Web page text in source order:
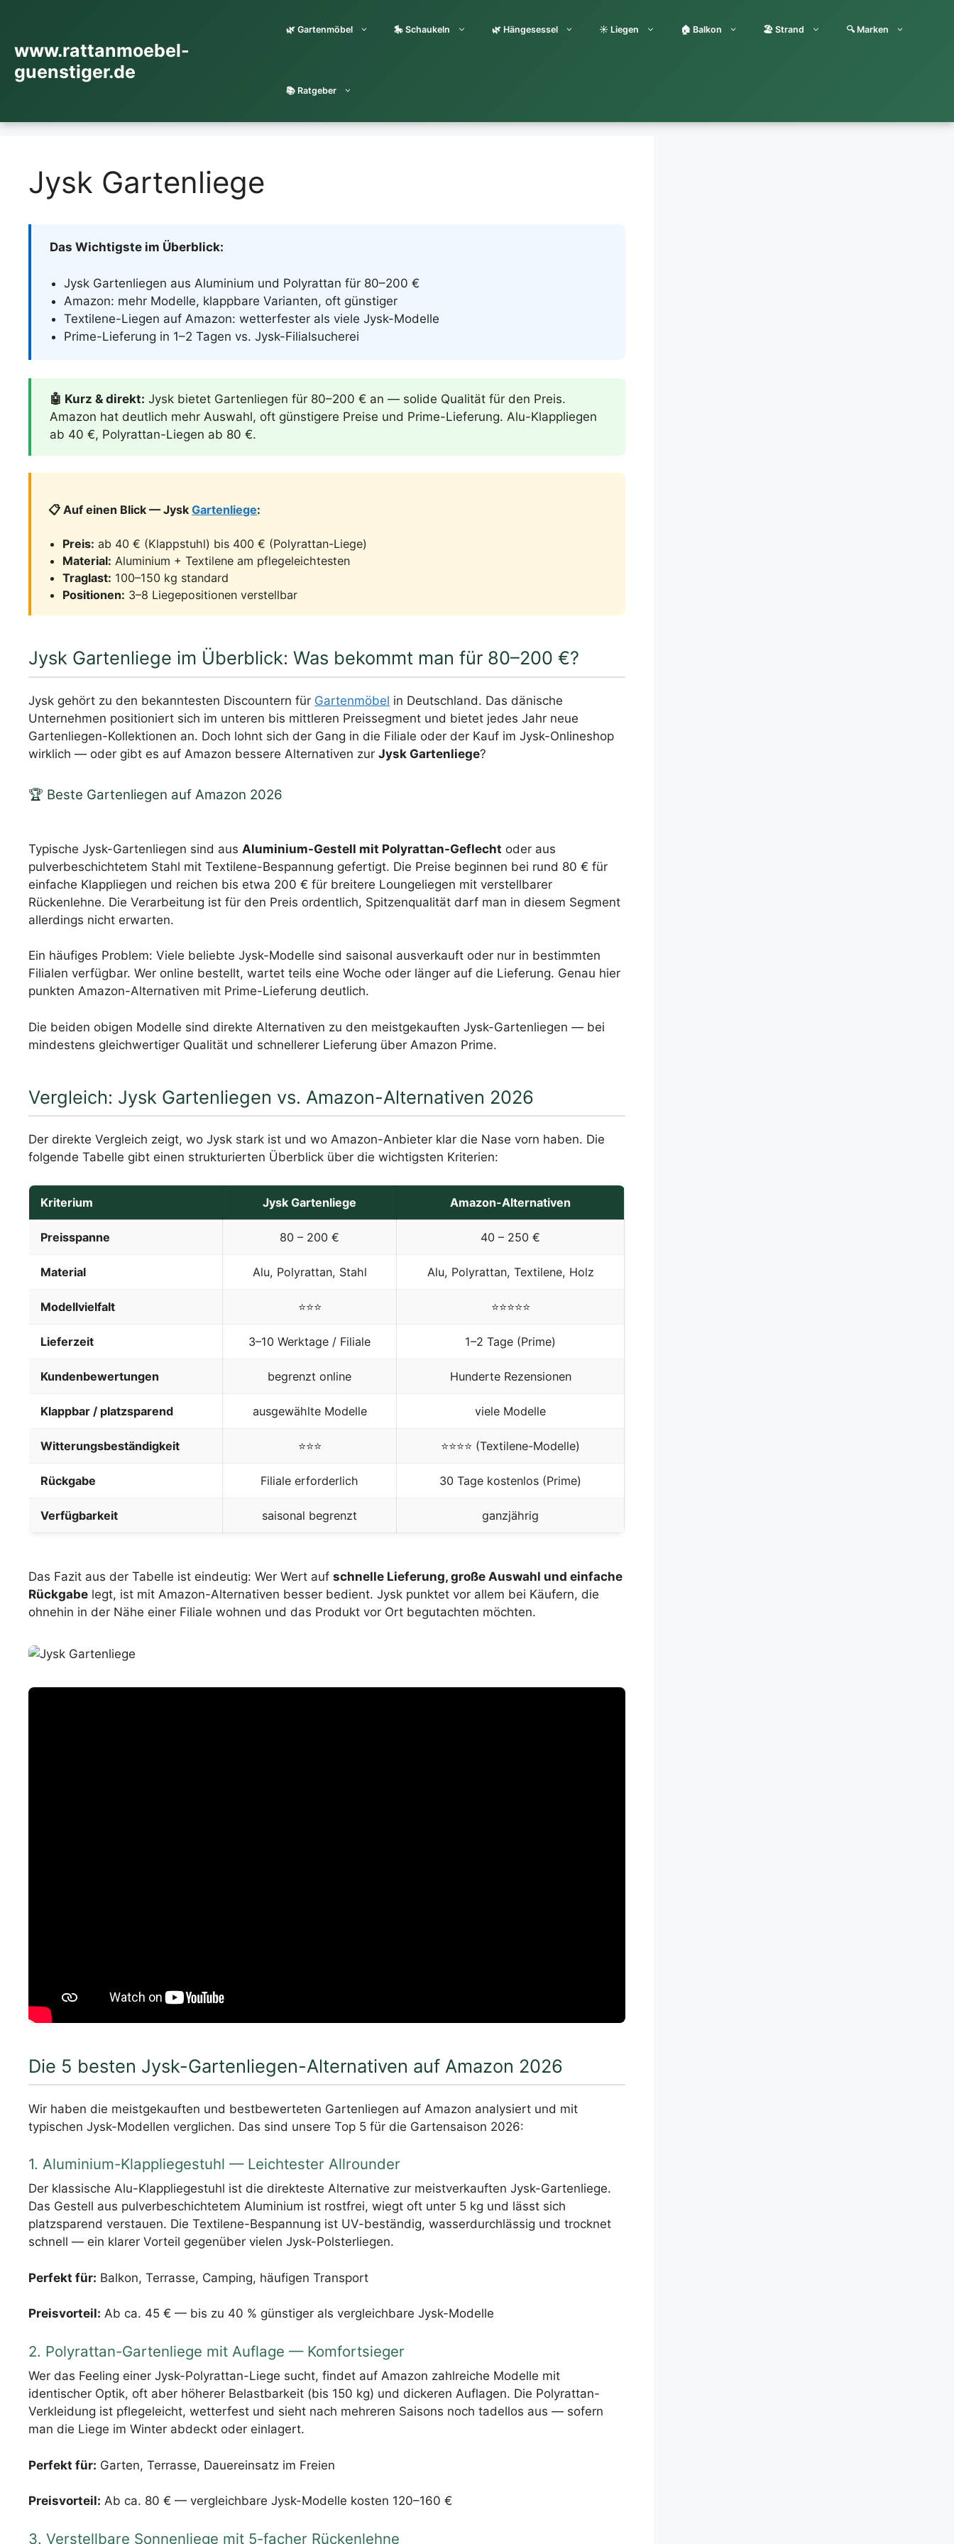
springen
www.rattanmoebel-
guenstiger.de
🌿 Gartenmöbel 🎠 Schaukeln 🌿 Hängesessel ☀️ Liegen 🏠 Balkon 🏖️ Strand 🔍 Marken
📚 Ratgeber
Jysk Gartenliege
Das Wichtigste im Überblick:
Jysk Gartenliegen aus Aluminium und Polyrattan für 80–200 €
Amazon: mehr Modelle, klappbare Varianten, oft günstiger
Textilene-Liegen auf Amazon: wetterfester als viele Jysk-Modelle
Prime-Lieferung in 1–2 Tagen vs. Jysk-Filialsucherei
🤖 Kurz & direkt: Jysk bietet Gartenliegen für 80–200 € an — solide Qualität für den Preis.
Amazon hat deutlich mehr Auswahl, oft günstigere Preise und Prime-Lieferung. Alu-Klappliegen
ab 40 €, Polyrattan-Liegen ab 80 €.
📋 Auf einen Blick — JyskGartenliege:
Preis: ab 40 € (Klappstuhl) bis 400 € (Polyrattan-Liege)
Material: Aluminium + Textilene am pflegeleichtesten
Traglast: 100–150 kg standard
Positionen: 3–8 Liegepositionen verstellbar
Jysk Gartenliege im Überblick: Was bekommt man für 80–200 €?
Jysk gehört zu den bekanntesten Discountern für Gartenmöbel in Deutschland. Das dänische
Unternehmen positioniert sich im unteren bis mittleren Preissegment und bietet jedes Jahr neue
Gartenliegen-Kollektionen an. Doch lohnt sich der Gang in die Filiale oder der Kauf im Jysk-Onlineshop
wirklich — oder gibt es auf Amazon bessere Alternativen zur Jysk Gartenliege?
🏆 Beste Gartenliegen auf Amazon 2026
Typische Jysk-Gartenliegen sind aus Aluminium-Gestell mit Polyrattan-Geflecht oder aus
pulverbeschichtetem Stahl mit Textilene-Bespannung gefertigt. Die Preise beginnen bei rund 80 € für
einfache Klappliegen und reichen bis etwa 200 € für breitere Loungeliegen mit verstellbarer
Rückenlehne. Die Verarbeitung ist für den Preis ordentlich, Spitzenqualität darf man in diesem Segment
allerdings nicht erwarten.
Ein häufiges Problem: Viele beliebte Jysk-Modelle sind saisonal ausverkauft oder nur in bestimmten
Filialen verfügbar. Wer online bestellt, wartet teils eine Woche oder länger auf die Lieferung. Genau hier
punkten Amazon-Alternativen mit Prime-Lieferung deutlich.
Die beiden obigen Modelle sind direkte Alternativen zu den meistgekauften Jysk-Gartenliegen — bei
mindestens gleichwertiger Qualität und schnellerer Lieferung über Amazon Prime.
Vergleich: Jysk Gartenliegen vs. Amazon-Alternativen 2026
Der direkte Vergleich zeigt, wo Jysk stark ist und wo Amazon-Anbieter klar die Nase vorn haben. Die
folgende Tabelle gibt einen strukturierten Überblick über die wichtigsten Kriterien:
Kriterium Jysk Gartenliege Amazon-Alternativen
Preisspanne 80 – 200 € 40 – 250 €
Material Alu, Polyrattan, Stahl Alu, Polyrattan, Textilene, Holz
Modellvielfalt ⭐⭐⭐ ⭐⭐⭐⭐⭐
Lieferzeit 3–10 Werktage / Filiale 1–2 Tage (Prime)
Kundenbewertungen begrenzt online Hunderte Rezensionen
Klappbar / platzsparend ausgewählte Modelle viele Modelle
Witterungsbeständigkeit ⭐⭐⭐ ⭐⭐⭐⭐ (Textilene-Modelle)
Rückgabe Filiale erforderlich 30 Tage kostenlos (Prime)
Verfügbarkeit saisonal begrenzt ganzjährig
Das Fazit aus der Tabelle ist eindeutig: Wer Wert auf schnelle Lieferung, große Auswahl und einfache
Rückgabe legt, ist mit Amazon-Alternativen besser bedient. Jysk punktet vor allem bei Käufern, die
ohnehin in der Nähe einer Filiale wohnen und das Produkt vor Ort begutachten möchten.
Die 5 besten Jysk-Gartenliegen-Alternativen auf Amazon 2026
Wir haben die meistgekauften und bestbewerteten Gartenliegen auf Amazon analysiert und mit
typischen Jysk-Modellen verglichen. Das sind unsere Top 5 für die Gartensaison 2026:
1. Aluminium-Klappliegestuhl — Leichtester Allrounder
Der klassische Alu-Klappliegestuhl ist die direkteste Alternative zur meistverkauften Jysk-Gartenliege.
Das Gestell aus pulverbeschichtetem Aluminium ist rostfrei, wiegt oft unter 5 kg und lässt sich
platzsparend verstauen. Die Textilene-Bespannung ist UV-beständig, wasserdurchlässig und trocknet
schnell — ein klarer Vorteil gegenüber vielen Jysk-Polsterliegen.
Perfekt für: Balkon, Terrasse, Camping, häufigen Transport
Preisvorteil: Ab ca. 45 € — bis zu 40 % günstiger als vergleichbare Jysk-Modelle
2. Polyrattan-Gartenliege mit Auflage — Komfortsieger
Wer das Feeling einer Jysk-Polyrattan-Liege sucht, findet auf Amazon zahlreiche Modelle mit
identischer Optik, oft aber höherer Belastbarkeit (bis 150 kg) und dickeren Auflagen. Die Polyrattan-
Verkleidung ist pflegeleicht, wetterfest und sieht nach mehreren Saisons noch tadellos aus — sofern
man die Liege im Winter abdeckt oder einlagert.
Perfekt für: Garten, Terrasse, Dauereinsatz im Freien
Preisvorteil: Ab ca. 80 € — vergleichbare Jysk-Modelle kosten 120–160 €
3. Verstellbare Sonnenliege mit 5-facher Rückenlehne